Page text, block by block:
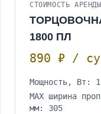
СТОИМОСТЬ АРЕНДЫ
1800 ПЛ
890 ₽ /
Мощность, Вт:
МАХ ширина
мм: 305